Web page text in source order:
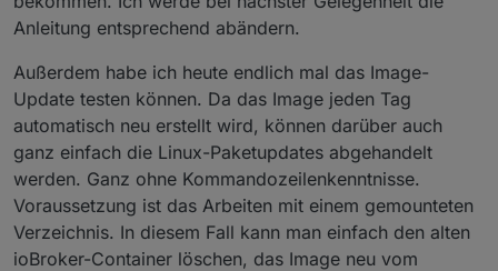
Anleitung entsprechend abändern.
Außerdem habe ich heute endlich mal das Image-
Update testen können. Da das Image jeden Tag
automatisch neu erstellt wird, können darüber auch
ganz einfach die Linux-Paketupdates abgehandelt
werden. Ganz ohne Kommandozeilenkenntnisse.
Voraussetzung ist das Arbeiten mit einem gemounteten
Verzeichnis. In diesem Fall kann man einfach den alten
ioBroker-Container löschen, das Image neu vom